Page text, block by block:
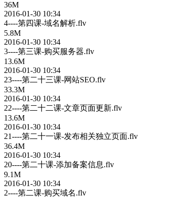
36M
2016-01-30 10:34
4----第四课-域名解析.flv
5.8M
2016-01-30 10:34
3----第三课-购买服务器.flv
13.6M
2016-01-30 10:34
23----第二十三课-网站SEO.flv
33.3M
2016-01-30 10:34
22----第二十二课-文章页面更新.flv
13.6M
2016-01-30 10:34
21----第二十一课-发布相关独立页面.flv
36.4M
2016-01-30 10:34
20----第二十课-添加备案信息.flv
9.1M
2016-01-30 10:34
2----第二课-购买域名.flv